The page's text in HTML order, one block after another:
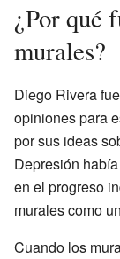
¿Por qué
murales?
Diego Rivera
opiniones para
por sus ideas
Depresión
en el progreso
murales como
Cuando los